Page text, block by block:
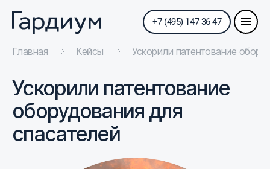
+7 (495) 147 36 47
Главная Кейсы Ускорили патентование
Ускорили патентование
оборудования для
спасателей